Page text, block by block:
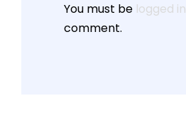
You must be logged in
comment.